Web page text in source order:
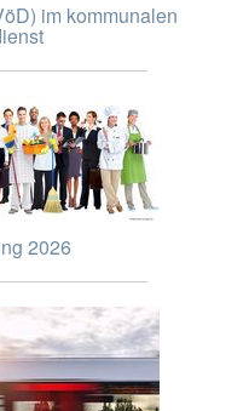
im kommunalen
2026